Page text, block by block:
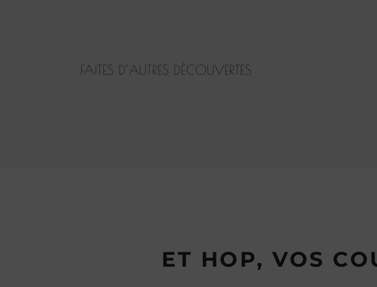
FAITES D’AUTRES DÉCOUVERTES
ET HOP, VOS